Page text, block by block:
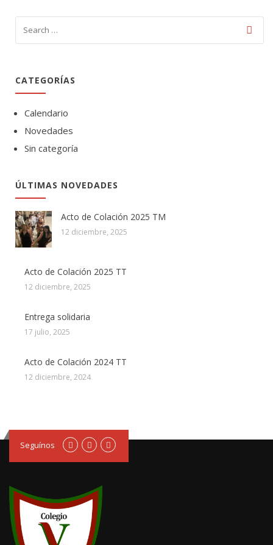
CATEGORÍAS
Calendario
Novedades
Sin categoría
ÚLTIMAS NOVEDADES
Acto de Colación 2025 TM
12 diciembre, 2025
Acto de Colación 2025 TT
12 diciembre, 2025
Entrega solidaria
17 julio, 2025
Acto de Colación 2024 TT
12 diciembre, 2024
Seguínos